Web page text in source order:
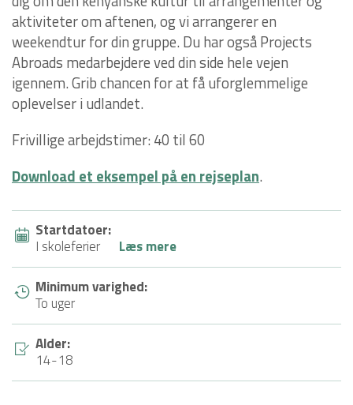
aktiviteter om aftenen, og vi arrangerer en
weekendtur for din gruppe. Du har også Projects
Abroads medarbejdere ved din side hele vejen
igennem. Grib chancen for at få uforglemmelige
oplevelser i udlandet.
Frivillige arbejdstimer: 40 til 60
Download et eksempel på en rejseplan.
Startdatoer:
I skoleferier
Læs mere
Minimum varighed:
To uger
Alder:
14-18